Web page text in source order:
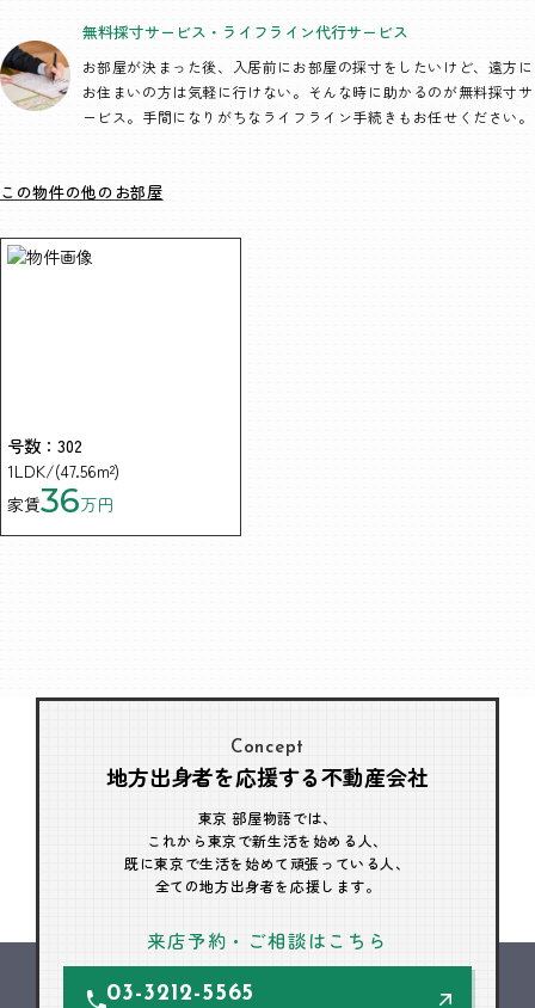
無料採寸サービス・ ライフライン代行サービス
お部屋が決まった後、入居前にお部屋の採寸をしたいけど、遠方に
お住まいの方は気軽に行けない。そんな時に助かるのが無料採寸サ
ービス。手間になりがちなライフライン手続きもお任せください。
この物件の他のお部屋
号数：302
1LDK/(47.56m²)
家賃36万円
Concept
地方出身者を応援する不動産会社
東京 部屋物語では、
これから東京で新生活を始める人、
既に東京で生活を始めて頑張っている人、
全ての地方出身者を応援します。
来店予約・ご相談はこちら
03-3212-5565